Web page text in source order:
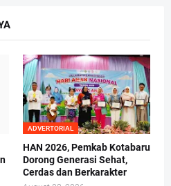
ADVERTORIAL
HAN 2026, Pemkab Kotabaru
Dorong Generasi Sehat,
Cerdas dan Berkarakter